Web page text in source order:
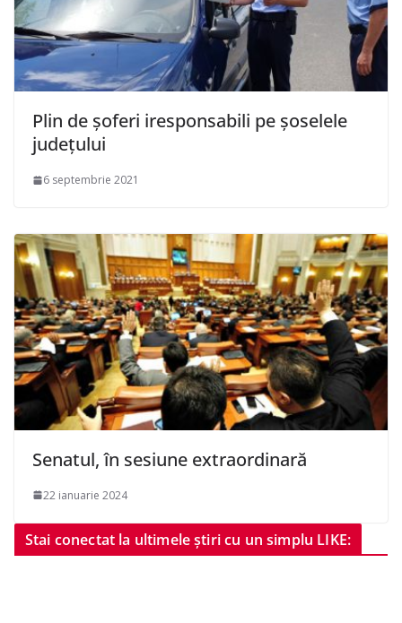
Plin de șoferi iresponsabili pe șoselele
județului
6 septembrie 2021
Senatul, în sesiune extraordinară
22 ianuarie 2024
Stai conectat la ultimele știri cu un simplu LIKE: